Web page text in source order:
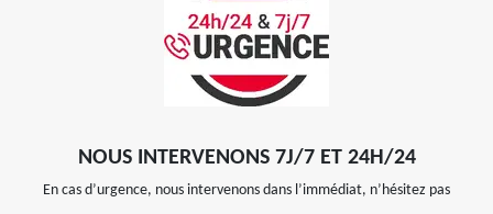
NOUS INTERVENONS 7J/7 ET 24H/24
En cas d’urgence, nous intervenons dans l’immédiat, n’hésitez pas